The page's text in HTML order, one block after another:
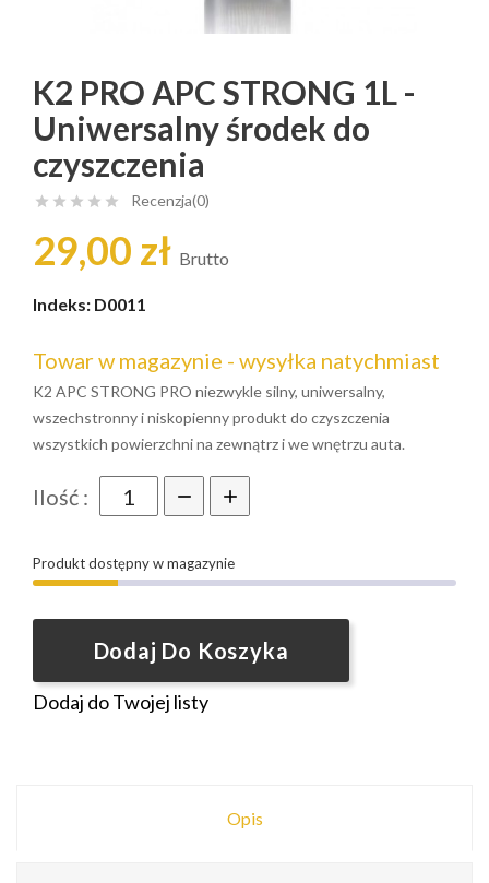
K2 PRO APC STRONG 1L -
Uniwersalny środek do
czyszczenia
     Recenzja(0)
29,00 zł Brutto
Indeks: D0011
Towar w magazynie - wysyłka natychmiast
K2 APC STRONG PRO niezwykle silny, uniwersalny,
wszechstronny i niskopienny produkt do czyszczenia
wszystkich powierzchni na zewnątrz i we wnętrzu auta.
Ilość :
Produkt dostępny w magazynie
Dodaj Do Koszyka
Dodaj do Twojej listy
Opis